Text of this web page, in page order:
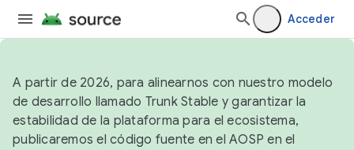
Acceder
A partir de 2026, para alinearnos con nuestro modelo
de desarrollo llamado Trunk Stable y garantizar la
estabilidad de la plataforma para el ecosistema,
publicaremos el código fuente en el AOSP en el